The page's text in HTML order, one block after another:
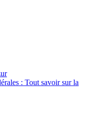
: Tout savoir sur la